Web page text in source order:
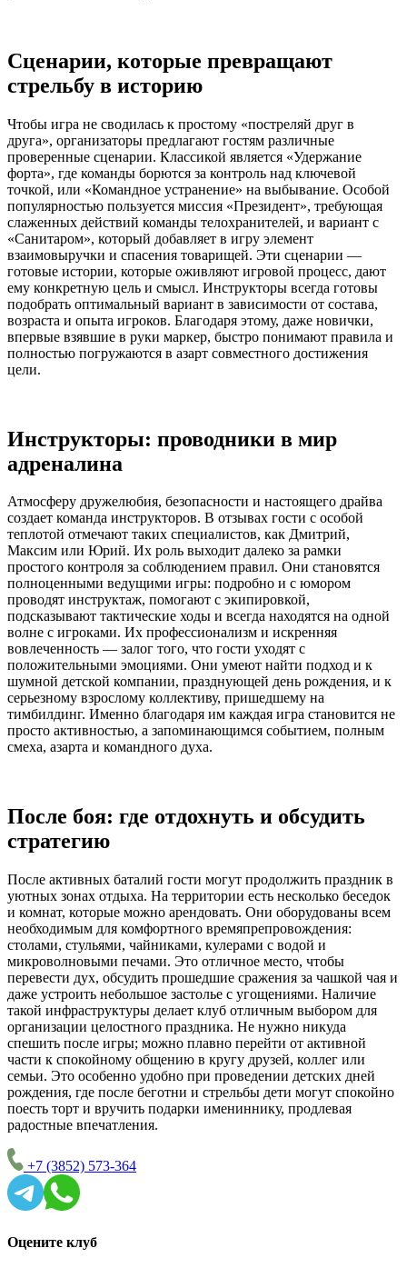
Сценарии, которые превращают
стрельбу в историю
Чтобы игра не сводилась к простому «постреляй друг в
друга», организаторы предлагают гостям различные
проверенные сценарии. Классикой является «Удержание
форта», где команды борются за контроль над ключевой
точкой, или «Командное устранение» на выбывание. Особой
популярностью пользуется миссия «Президент», требующая
слаженных действий команды телохранителей, и вариант с
«Санитаром», который добавляет в игру элемент
взаимовыручки и спасения товарищей. Эти сценарии —
готовые истории, которые оживляют игровой процесс, дают
ему конкретную цель и смысл. Инструкторы всегда готовы
подобрать оптимальный вариант в зависимости от состава,
возраста и опыта игроков. Благодаря этому, даже новички,
впервые взявшие в руки маркер, быстро понимают правила и
полностью погружаются в азарт совместного достижения
цели.
Инструкторы: проводники в мир
адреналина
Атмосферу дружелюбия, безопасности и настоящего драйва
создает команда инструкторов. В отзывах гости с особой
теплотой отмечают таких специалистов, как Дмитрий,
Максим или Юрий. Их роль выходит далеко за рамки
простого контроля за соблюдением правил. Они становятся
полноценными ведущими игры: подробно и с юмором
проводят инструктаж, помогают с экипировкой,
подсказывают тактические ходы и всегда находятся на одной
волне с игроками. Их профессионализм и искренняя
вовлеченность — залог того, что гости уходят с
положительными эмоциями. Они умеют найти подход и к
шумной детской компании, празднующей день рождения, и к
серьезному взрослому коллективу, пришедшему на
тимбилдинг. Именно благодаря им каждая игра становится не
просто активностью, а запоминающимся событием, полным
смеха, азарта и командного духа.
После боя: где отдохнуть и обсудить
стратегию
После активных баталий гости могут продолжить праздник в
уютных зонах отдыха. На территории есть несколько беседок
и комнат, которые можно арендовать. Они оборудованы всем
необходимым для комфортного времяпрепровождения:
столами, стульями, чайниками, кулерами с водой и
микроволновыми печами. Это отличное место, чтобы
перевести дух, обсудить прошедшие сражения за чашкой чая и
даже устроить небольшое застолье с угощениями. Наличие
такой инфраструктуры делает клуб отличным выбором для
организации целостного праздника. Не нужно никуда
спешить после игры; можно плавно перейти от активной
части к спокойному общению в кругу друзей, коллег или
семьи. Это особенно удобно при проведении детских дней
рождения, где после беготни и стрельбы дети могут спокойно
поесть торт и вручить подарки имениннику, продлевая
радостные впечатления.
+7 (3852) 573-364
Оцените клуб